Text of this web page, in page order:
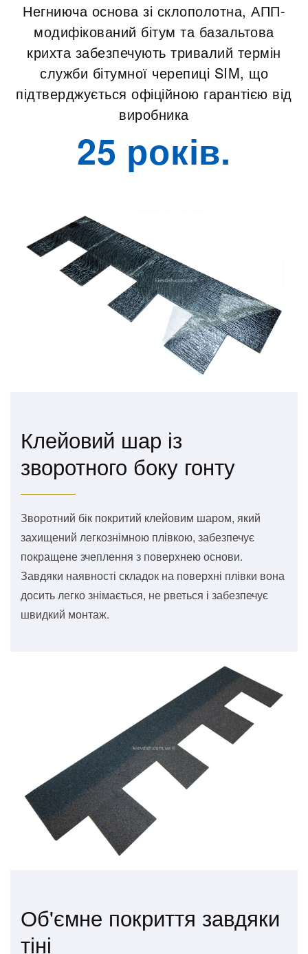
Негниюча основа зі склополотна, АПП-
модифікований бітум та базальтова
крихта забезпечують тривалий термін
служби бітумної черепиці SIM, що
підтверджується офіційною гарантією від
виробника
25 років.
Клейовий шар із
зворотного боку гонту
Зворотний бік покритий клейовим шаром, який
захищений легкознімною плівкою, забезпечує
покращене зчеплення з поверхнею основи.
Завдяки наявності складок на поверхні плівки вона
досить легко знімається, не рветься і забезпечує
швидкий монтаж.
Об'ємне покриття завдяки
тіні